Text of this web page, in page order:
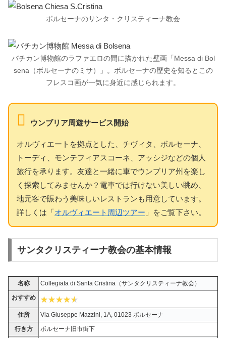
ボルセーナのサンタ・クリスティーナ教会
バチカン博物館のラファエロの間に描かれた壁画「Messa di Bol
sena（ボルセーナのミサ）」。ボルセーナの歴史を知るとこの
フレスコ画が一気に身近に感じられます。
ウンブリア周遊サービス開始
オルヴィエートを拠点とした、チヴィタ、ボルセーナ、
トーディ、モンテフィアスコーネ、アッシジなどの個人
旅行を承ります。友達と一緒に車でウンブリア州を楽し
く探索してみませんか？電車では行けない美しい眺め、
地元客で賑わう美味しいレストランも用意しています。
詳しくは「オルヴィエート周辺ツアー 」をご覧下さい。
サンタクリスティーナ教会の基本情報
名称
Collegiata di Santa Cristina（サンタクリスティーナ教会）
おすすめ
住所
Via Giuseppe Mazzini, 1A, 01023 ボルセーナ
行き方
ボルセーナ旧市街下